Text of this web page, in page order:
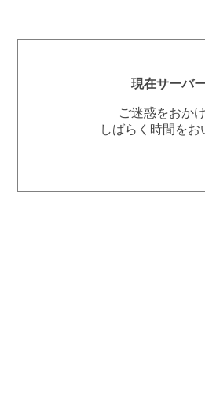
現在サーバ
ご迷惑をおか
しばらく時間を